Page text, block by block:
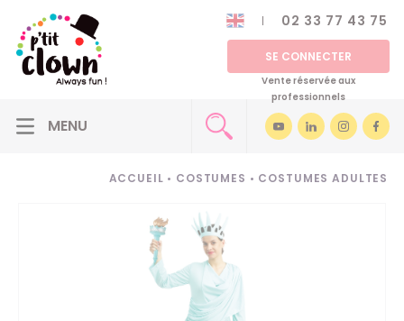
02 33 77 43 75
SE CONNECTER
Vente réservée aux
professionnels
ACCUEIL • COSTUMES • COSTUMES ADULTES